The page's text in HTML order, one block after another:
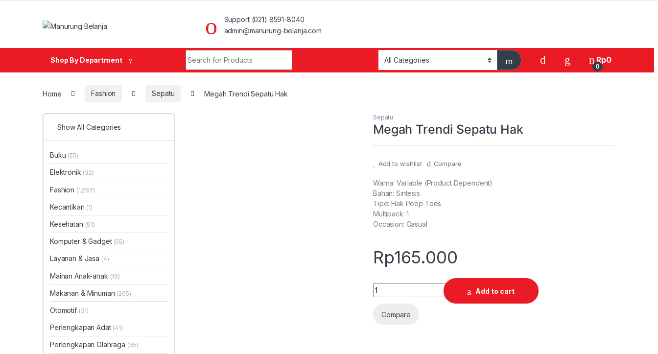
Support (021) 8591-8040
admin@manurung-belanja.com
Shop By Department
0
Rp0
Home Fashion Sepatu Megah Trendi Sepatu Hak
Sepatu
Megah Trendi Sepatu Hak
Add to wishlist Compare
Warna: Variable (Product Dependent)
Bahan: Sintesis
Tipe: Hak Peep Toes
Multipack: 1
Occasion: Casual
Rp165.000
Quantity
Add to cart
Compare
Show All Categories
Buku (55)
Elektronik (32)
Fashion (1,297)
Kecantikan (1)
Kesehatan (91)
Komputer & Gadget (55)
Layanan & Jasa (4)
Mainan Anak-anak (19)
Makanan & Minuman (205)
Otomotif (31)
Perlengkapan Adat (41)
Perlengkapan Olahraga (85)